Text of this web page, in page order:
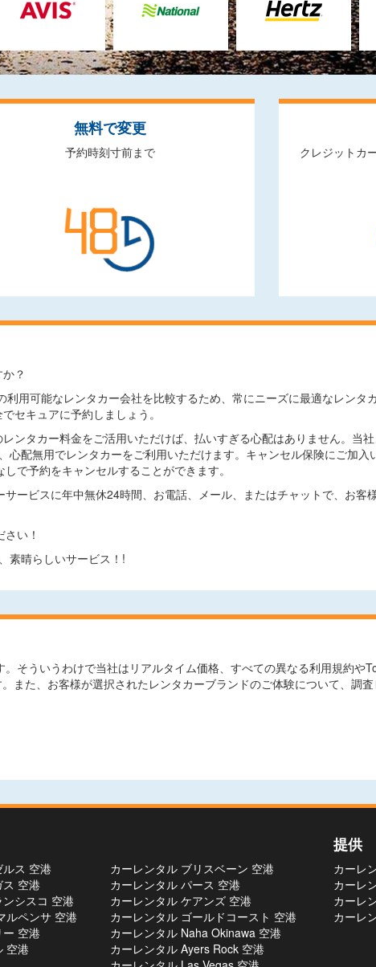
無料で変更
予約時刻寸前まで
クレジットカ
？
用可能なレンタカー会社を比較するため、常にニーズに最適なレンタ
セキュアに予約しましょう。
ンタカー料金をご活用いただけば、払いすぎる心配はありません。当
心配無用でレンタカーをご利用いただけます。キャンセル保険にご加
で予約をキャンセルすることができます。
ービスに年中無休24時間、お電話、メール、またはチャットで、お客
い！
素晴らしいサービス！!
そういうわけで当社はリアルタイム価格、すべての異なる利用規約や
また、お客様が選択されたレンタカーブランドのご体験について、調
ス 空港
空港
シスコ 空港
ルペンサ 空港
空港
空港
カーレンタル ブリスベーン 空港
カーレンタル パース 空港
カーレンタル ケアンズ 空港
カーレンタル ゴールドコースト 空港
カーレンタル Naha Okinawa 空港
カーレンタル Ayers Rock 空港
提供
カーレ
カーレ
カーレ
カーレ